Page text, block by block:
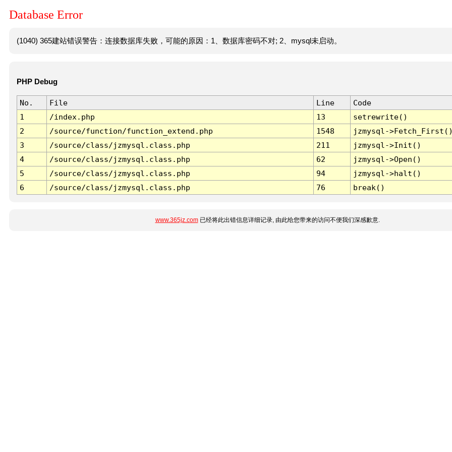
Database Error
(1040) 365建站错误警告：连接数据库失败，可能的原因：1、数据库密码不对; 2、mysql未启动。
PHP Debug
No. File Line
Code
1
/index.php 13
setrewrite()
2
/source/function/function_extend.php 1548
jzmysql-
3
/source/class/jzmysql.class.php 211
jzmysql->Init()
4
/source/class/jzmysql.class.php 62
jzmysql->Open()
5
/source/class/jzmysql.class.php 94
jzmysql->halt()
6
/source/class/jzmysql.class.php 76 break()
www.365jz.com已经将此出错信息详细记录, 由此给您带来的访问不便我们深感歉意.